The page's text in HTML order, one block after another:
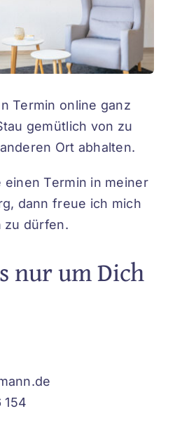
Termin online ganz
gemütlich von zu
Ort abhalten.
Termin in meiner
dann freue ich mich
zu dürfen.
nur um Dich
154